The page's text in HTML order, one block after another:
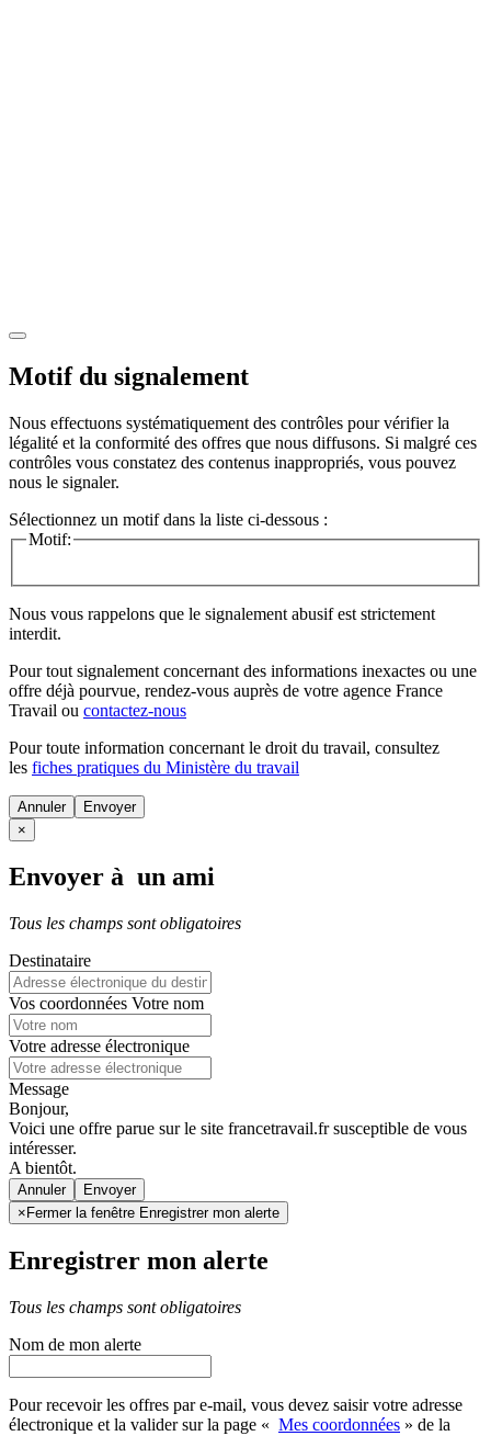
Motif du signalement
Nous effectuons systématiquement des contrôles pour vérifier la
légalité et la conformité des offres que nous diffusons. Si malgré ces
contrôles vous constatez des contenus inappropriés, vous pouvez
nous le signaler.
Sélectionnez un motif dans la liste ci-dessous :
Motif:
Nous vous rappelons que le signalement abusif est strictement
interdit.
Pour tout signalement concernant des informations inexactes ou une
offre déjà pourvue, rendez-vous auprès de votre agence France
Travail ou contactez-nous
Pour toute information concernant le droit du travail, consultez
les fiches pratiques du Ministère du travail
Annuler
×
Envoyer à un ami
Tous les champs sont obligatoires
Destinataire
Vos coordonnées Votre nom
Votre adresse électronique
Message
Bonjour,
Voici une offre parue sur le site francetravail.fr susceptible de vous
intéresser.
A bientôt.
Annuler
× Fermer la fenêtre Enregistrer mon alerte
Enregistrer mon alerte
Tous les champs sont obligatoires
Nom de mon alerte
Pour recevoir les offres par e-mail, vous devez saisir votre adresse
électronique et la valider sur la page « Mes coordonnées » de la